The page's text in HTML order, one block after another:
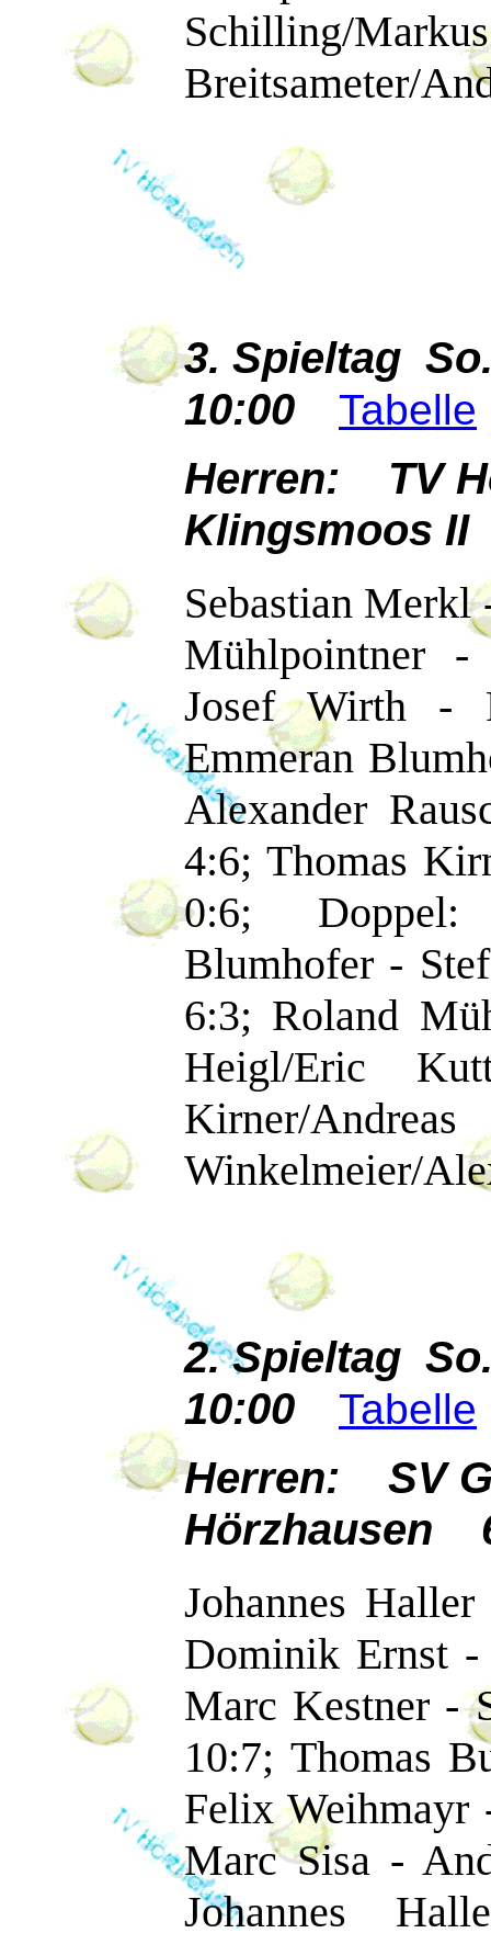
Schilling/
Breitsameter/
3. Spieltag
10:00
Tabelle
Herren: TV
Klingsmoos
Sebastian Merkl
Mühlpointner
Josef Wirth -
Emmeran
Alexander
4:6; Thomas
0:6; Doppel:
Blumhofer -
6:3; Roland
Heigl/Eric
Kirner/
Winkelmeier/
2. Spieltag
10:00
Tabelle
Herren: SV
Hörzhausen
Johannes
Dominik Ernst
Marc Kestner -
10:7; Thomas
Felix Weihmayr
Marc Sisa -
Johannes